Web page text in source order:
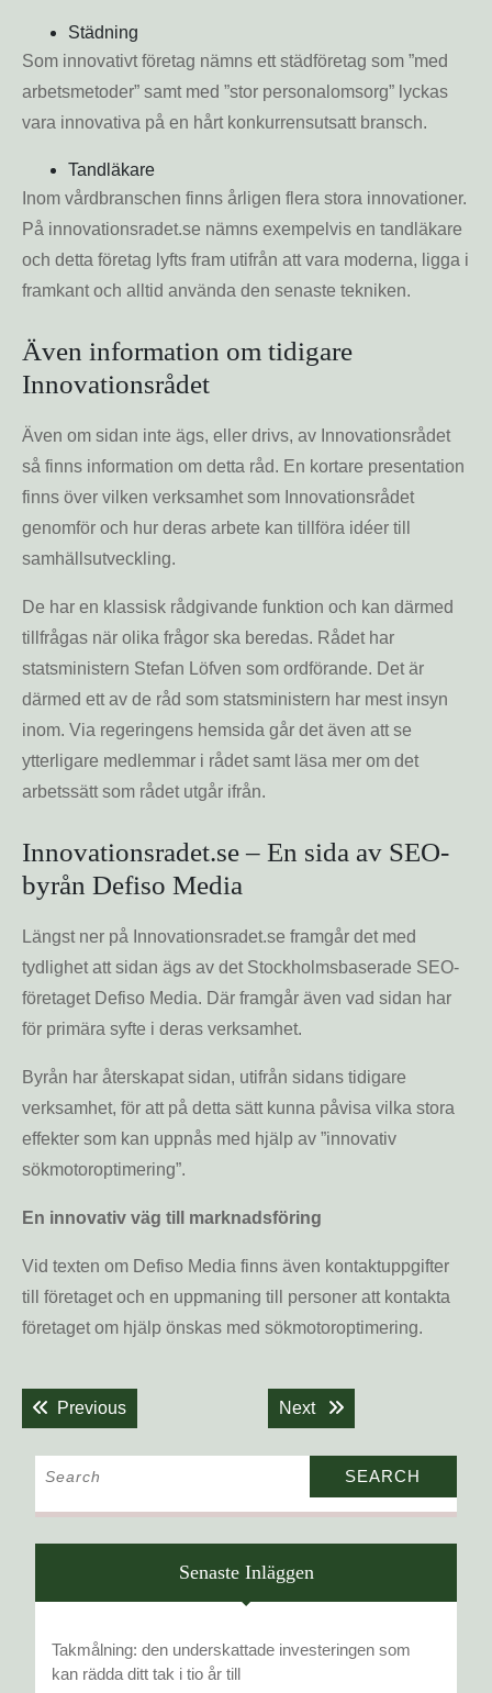
Städning
Som innovativt företag nämns ett städföretag som ”med
arbetsmetoder” samt med ”stor personalomsorg” lyckas
vara innovativa på en hårt konkurrensutsatt bransch.
Tandläkare
Inom vårdbranschen finns årligen flera stora innovationer.
På innovationsradet.se nämns exempelvis en tandläkare
och detta företag lyfts fram utifrån att vara moderna, ligga i
framkant och alltid använda den senaste tekniken.
Även information om tidigare
Innovationsrådet
Även om sidan inte ägs, eller drivs, av Innovationsrådet
så finns information om detta råd. En kortare presentation
finns över vilken verksamhet som Innovationsrådet
genomför och hur deras arbete kan tillföra idéer till
samhällsutveckling.
De har en klassisk rådgivande funktion och kan därmed
tillfrågas när olika frågor ska beredas. Rådet har
statsministern Stefan Löfven som ordförande. Det är
därmed ett av de råd som statsministern har mest insyn
inom. Via regeringens hemsida går det även att se
ytterligare medlemmar i rådet samt läsa mer om det
arbetssätt som rådet utgår ifrån.
Innovationsradet.se – En sida av SEO-
byrån Defiso Media
Längst ner på Innovationsradet.se framgår det med
tydlighet att sidan ägs av det Stockholmsbaserade SEO-
företaget Defiso Media. Där framgår även vad sidan har
för primära syfte i deras verksamhet.
Byrån har återskapat sidan, utifrån sidans tidigare
verksamhet, för att på detta sätt kunna påvisa vilka stora
effekter som kan uppnås med hjälp av ”innovativ
sökmotoroptimering”.
En innovativ väg till marknadsföring
Vid texten om Defiso Media finns även kontaktuppgifter
till företaget och en uppmaning till personer att kontakta
företaget om hjälp önskas med sökmotoroptimering.
PreviousPrevious post: Next Next post:
Search
Senaste Inläggen
Takmålning: den underskattade investeringen som
kan rädda ditt tak i tio år till